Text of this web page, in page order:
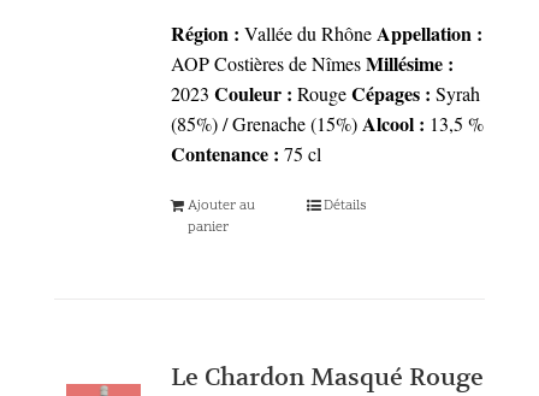
Région : Vallée du Rhône Appellation :
AOP Costières de Nîmes Millésime :
2023 Couleur : Rouge Cépages : Syrah
(85%) / Grenache (15%) Alcool : 13,5 %
Contenance : 75 cl
Ajouter au
panier
Détails
Le Chardon Masqué Rouge